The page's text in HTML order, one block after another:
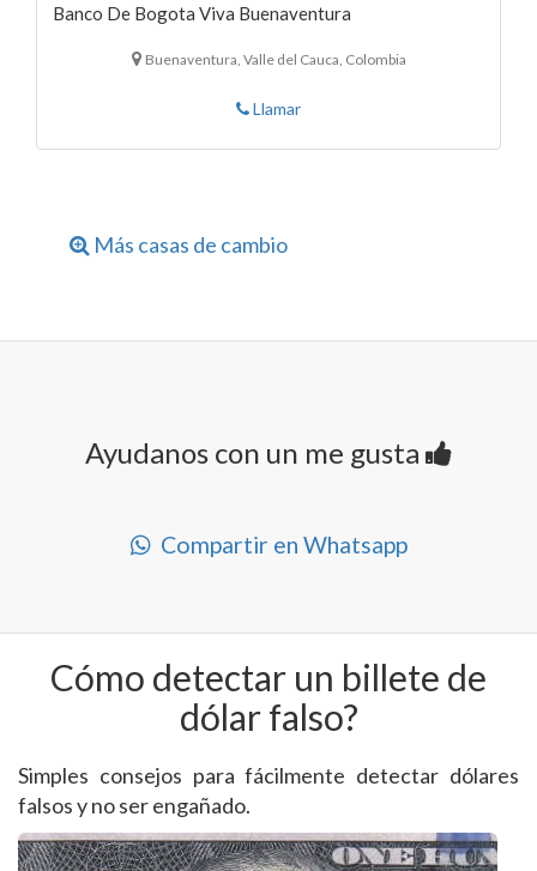
Banco De Bogota Viva Buenaventura
Buenaventura, Valle del Cauca, Colombia
Llamar
Más casas de cambio
Ayudanos con un me gusta
Compartir en Whatsapp
Cómo detectar un billete de
dólar falso?
Simples consejos para fácilmente detectar dólares
falsos y no ser engañado.